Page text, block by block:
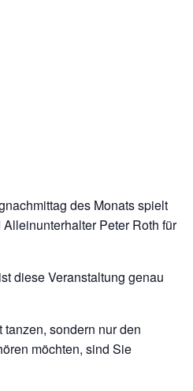
des Monats spielt
Peter Roth für
diese Veranstaltung genau
sondern nur den
möchten, sind Sie